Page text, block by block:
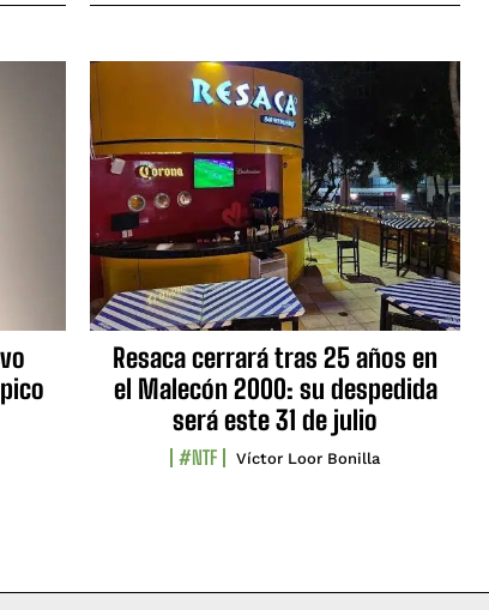
Resaca cerrará tras 25 años en
el Malecón 2000: su despedida
será este 31 de julio
#NTF Víctor Loor Bonilla